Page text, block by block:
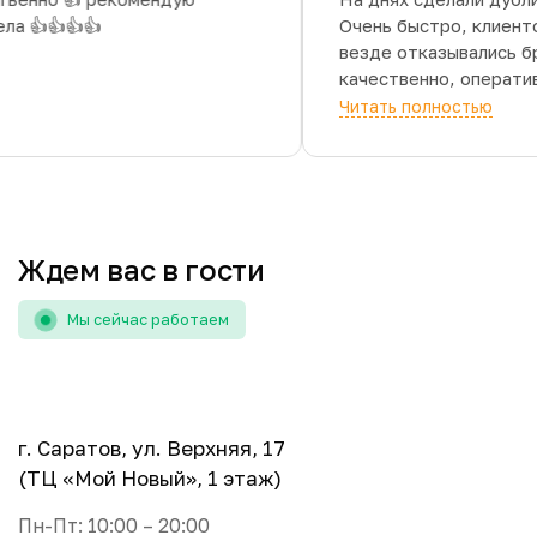
👍👍👍👍
Очень быстро,
везде
качественно,
особенно
Читать полностью
Ждем вас в гости
Мы сейчас работаем
г. Саратов, ул. Верхняя, 17
(ТЦ «Мой Новый», 1 этаж)
Пн-Пт: 10:00 – 20:00